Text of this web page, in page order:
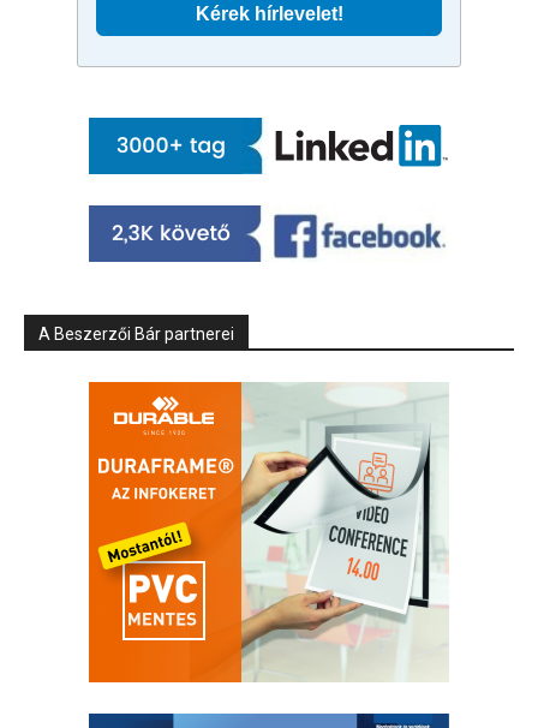
A Beszerzői Bár partnerei